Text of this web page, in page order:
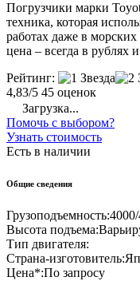
Погрузчики марки
техника, которая
работах даже в
цена – всегда в рублях
Рейтинг:
4,83/5 45 оценок
Загрузка...
Помочь с выбором?
Узнать стоимость
Есть в наличии
Общие сведения
Грузоподъемность:
Высота подъема:
Тип двигателя:
Страна-изготовитель:
Цена*:По запросу